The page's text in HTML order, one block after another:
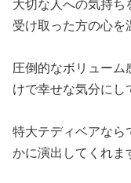
大切な人への気持ち
受け取った方の心を
圧倒的なボリュー
けで幸せな気分にし
特大テディベアなら
かに演出してくれま